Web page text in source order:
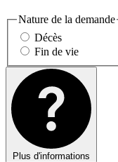
Nature de la demande
Décès
Fin de vie
Plus d'informations